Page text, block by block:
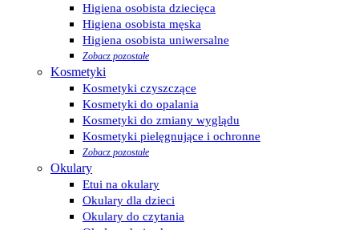
Higiena osobista dziecięca
Higiena osobista męska
Higiena osobista uniwersalne
Zobacz pozostałe
Kosmetyki
Kosmetyki czyszczące
Kosmetyki do opalania
Kosmetyki do zmiany wyglądu
Kosmetyki pielęgnujące i ochronne
Zobacz pozostałe
Okulary
Etui na okulary
Okulary dla dzieci
Okulary do czytania